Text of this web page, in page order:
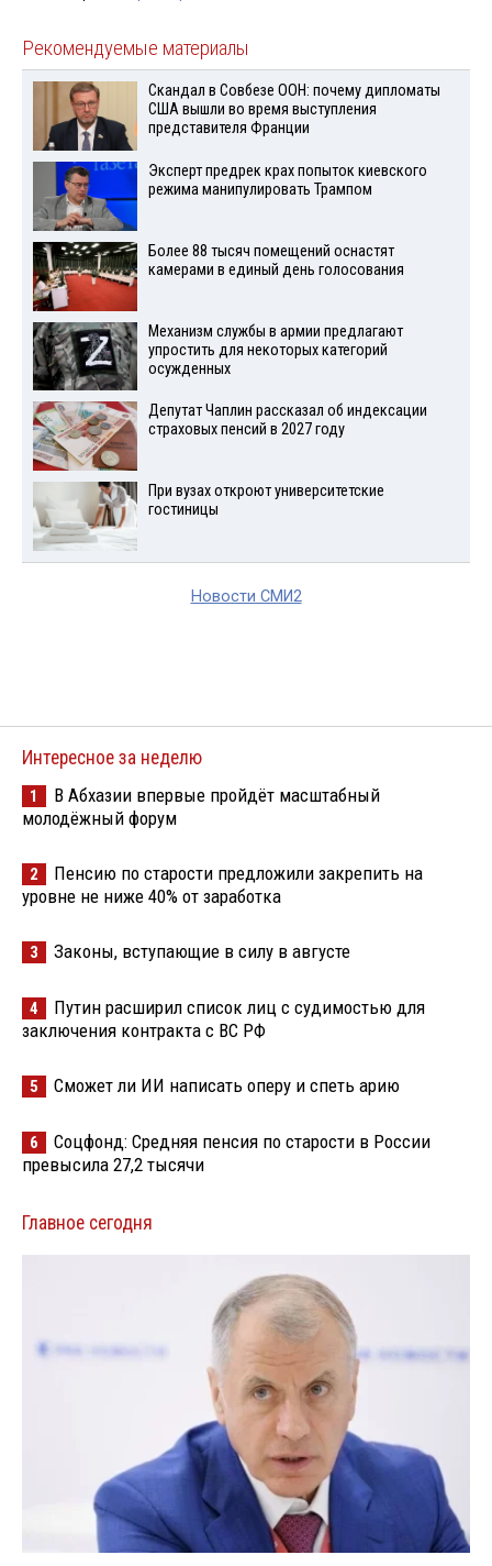
Рекомендуемые материалы
Скандал в Совбезе ООН: почему дипломаты
США вышли во время выступления
представителя Франции
Эксперт предрек крах попыток киевского
режима манипулировать Трампом
Более 88 тысяч помещений оснастят
камерами в единый день голосования
Механизм службы в армии предлагают
упростить для некоторых категорий
осужденных
Депутат Чаплин рассказал об индексации
страховых пенсий в 2027 году
При вузах откроют университетские
гостиницы
Новости СМИ2
Интересное за неделю
1
В Абхазии впервые пройдёт масштабный
молодёжный форум
2
Пенсию по старости предложили закрепить на
уровне не ниже 40% от заработка
3 Законы, вступающие в силу в августе
4
Путин расширил список лиц с судимостью для
заключения контракта с ВС РФ
5 Сможет ли ИИ написать оперу и спеть арию
6
Соцфонд: Средняя пенсия по старости в России
превысила 27,2 тысячи
Главное сегодня